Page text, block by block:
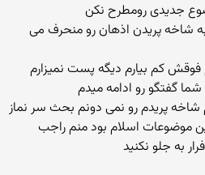
پریدن اذهان رو منحرف می
کم بیارم دیگه پست نمیزارم
گفتگو رو ادامه میدم
شاخه پریدم رو نمی دونم بحث سر نماز
موضوعات اسلام بود منم راجب
به جلو نکنید